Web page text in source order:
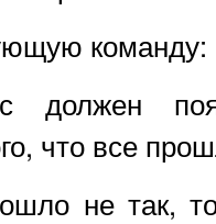
команду:
должен
что все
не так,